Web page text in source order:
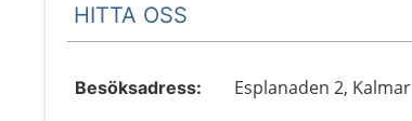
HITTA OSS
Besöksadress: Esplanaden 2, Kalmar